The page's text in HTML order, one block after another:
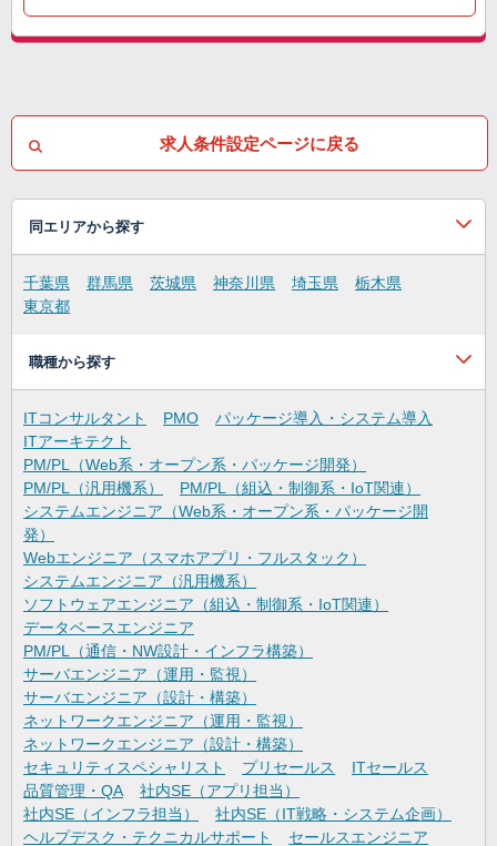
求人条件設定ページに戻る
同エリアから探す
千葉県 群馬県 茨城県 神奈川県 埼玉県
栃木県
東京都
職種から探す
ITコンサルタント PMO
パッケージ導入・システム導入
ITアーキテクト
PM/PL（Web系・オープン系・パッケージ開発）
PM/PL（汎用機系）
PM/PL（組込・制御系・IoT関連）
システムエンジニア（Web系・オープン系・パッケージ開
発）
Webエンジニア（スマホアプリ・フルスタック）
システムエンジニア（汎用機系）
ソフトウェアエンジニア（組込・制御系・IoT関連）
データベースエンジニア
PM/PL（通信・NW設計・インフラ構築）
サーバエンジニア（運用・監視）
サーバエンジニア（設計・構築）
ネットワークエンジニア（運用・監視）
ネットワークエンジニア（設計・構築）
セキュリティスペシャリスト
プリセールス
ITセールス
品質管理・QA
社内SE（アプリ担当）
社内SE（インフラ担当）
社内SE（IT戦略・システム企画）
ヘルプデスク・テクニカルサポート
セールスエンジニア